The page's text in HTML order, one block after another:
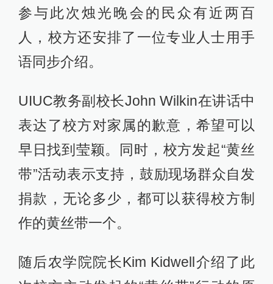
参与此次烛光晚会的民众有近两百
人，校方还安排了一位专业人士用手
语同步介绍。
UIUC教务副校长John Wilkin在讲话中
表达了校方对家属的歉意，希望可以
早日找到莹颖。同时，校方发起“黄丝
带”活动表示支持，鼓励现场群众自发
捐款，无论多少，都可以获得校方制
作的黄丝带一个。
随后农学院院长Kim Kidwell介绍了此